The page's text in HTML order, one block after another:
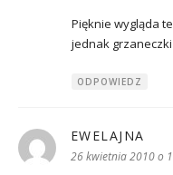
Pięknie wygląda
jednak
ODPOWIEDZ
EWELAJNA
26 kwietnia 2010 o